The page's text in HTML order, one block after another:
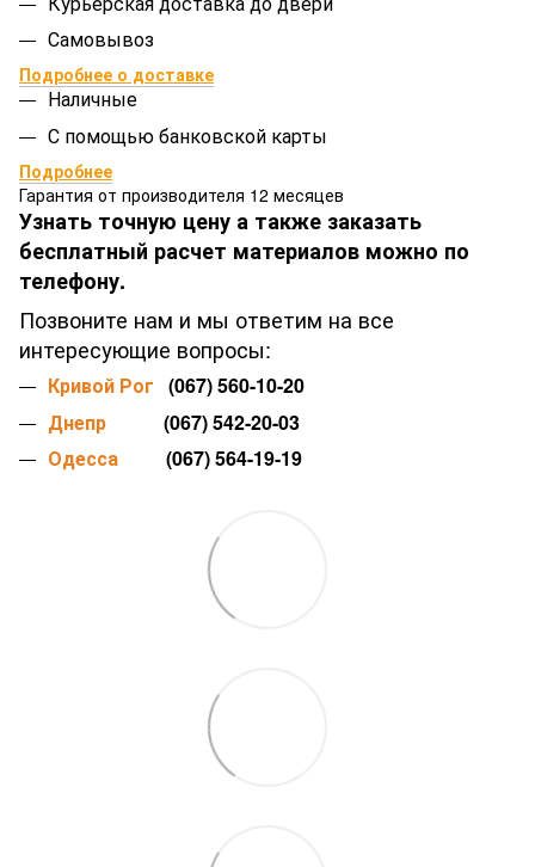
Самовывоз
Подробнее о доставке
Наличные
С помощью банковской карты
Подробнее
Гарантия от производителя 12 месяцев
Узнать точную цену а также заказать
бесплатный расчет материалов можно по
телефону.
Позвоните нам и мы ответим на все
интересующие вопросы:
Кривой Рог (067) 560-10-20
Днепр (067) 542-20-03
Одесса (067) 564-19-19